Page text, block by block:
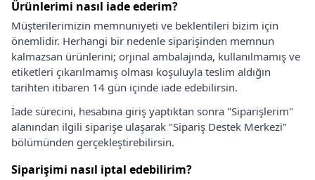
Ürünlerimi nasıl iade ederim?
Müşterilerimizin memnuniyeti ve beklentileri bizim için
önemlidir. Herhangi bir nedenle siparişinden memnun
kalmazsan ürünlerini; orjinal ambalajında, kullanılmamış ve
etiketleri çıkarılmamış olması koşuluyla teslim aldığın
tarihten itibaren 14 gün içinde iade edebilirsin.
İade sürecini, hesabına giriş yaptıktan sonra "Siparişlerim"
alanından ilgili siparişe ulaşarak "Sipariş Destek Merkezi"
bölümünden gerçekleştirebilirsin.
Siparişimi nasıl iptal edebilirim?